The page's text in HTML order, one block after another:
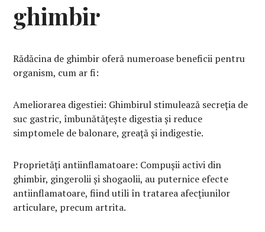
ghimbir
Rădăcina de ghimbir oferă numeroase beneficii pentru
organism, cum ar fi:
Ameliorarea digestiei: Ghimbirul stimulează secreția de
suc gastric, îmbunătățește digestia și reduce
simptomele de balonare, greață și indigestie.
Proprietăți antiinflamatoare: Compușii activi din
ghimbir, gingerolii și shogaolii, au puternice efecte
antiinflamatoare, fiind utili în tratarea afecțiunilor
articulare, precum artrita.